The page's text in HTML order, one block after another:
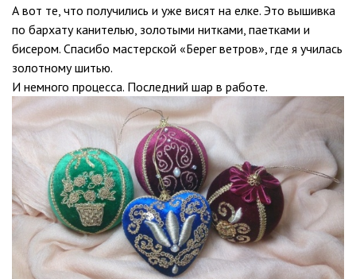
А вот те, что получились и уже висят на елке. Это вышивка
по бархату канителью, золотыми нитками, паетками и
бисером. Спасибо мастерской «Берег ветров», где я училась
золотному шитью.
И немного процесса. Последний шар в работе.